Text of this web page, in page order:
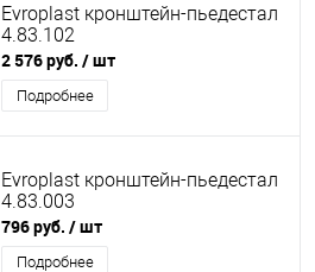
Evroplast кронштейн-пьедестал
4.83.102
2 576 руб. / шт
Подробнее
Evroplast кронштейн-пьедестал
4.83.003
796 руб. / шт
Подробнее